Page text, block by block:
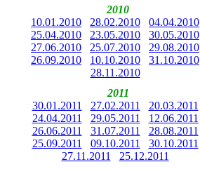
2010
10.01.2010
28.02.2010
04.04.2010
25.04.2010
23.05.2010
30.05.2010
27.06.2010
25.07.2010
29.08.2010
26.09.2010
10.10.2010
31.10.2010
28.11.2010
2011
30.01.2011
27.02.2011
20.03.2011
24.04.2011
29.05.2011
12.06.2011
26.06.2011
31.07.2011
28.08.2011
25.09.2011
09.10.2011
30.10.2011
27.11.2011
25.12.2011